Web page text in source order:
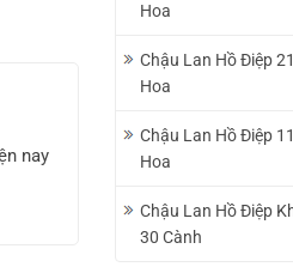
Hoa
Chậu Lan Hồ Điệp
Hoa
Chậu Lan Hồ Điệp
Hoa
Chậu Lan Hồ Điệp
30 Cành
nay